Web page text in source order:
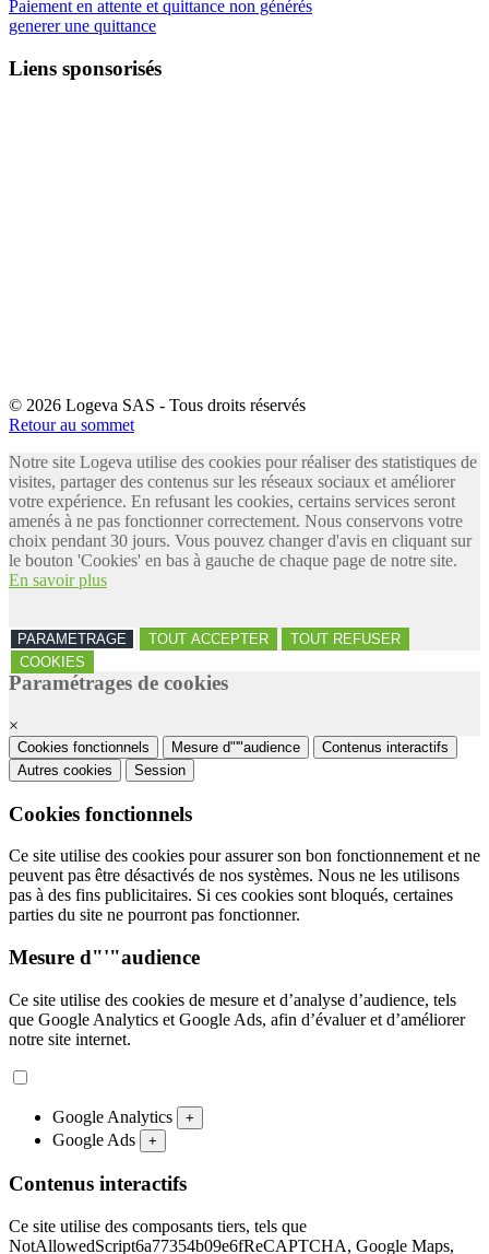
Paiement en attente et quittance non générés
generer une quittance
Liens sponsorisés
© 2026 Logeva SAS - Tous droits réservés
Retour au sommet
Notre site Logeva utilise des cookies pour réaliser des statistiques de
visites, partager des contenus sur les réseaux sociaux et améliorer
votre expérience. En refusant les cookies, certains services seront
amenés à ne pas fonctionner correctement. Nous conservons votre
choix pendant 30 jours. Vous pouvez changer d'avis en cliquant sur
le bouton 'Cookies' en bas à gauche de chaque page de notre site.
En savoir plus
PARAMETRAGE TOUT ACCEPTER
TOUT REFUSER
COOKIES
Paramétrages de cookies
×
Cookies fonctionnels Mesure d"'"audience
Contenus interactifs
Autres cookies
Session
Cookies fonctionnels
Ce site utilise des cookies pour assurer son bon fonctionnement et ne
peuvent pas être désactivés de nos systèmes. Nous ne les utilisons
pas à des fins publicitaires. Si ces cookies sont bloqués, certaines
parties du site ne pourront pas fonctionner.
Mesure d"'"audience
Ce site utilise des cookies de mesure et d’analyse d’audience, tels
que Google Analytics et Google Ads, afin d’évaluer et d’améliorer
notre site internet.
Google Analytics +
Google Ads +
Contenus interactifs
Ce site utilise des composants tiers, tels que
NotAllowedScript6a77354b09e6fReCAPTCHA, Google Maps,